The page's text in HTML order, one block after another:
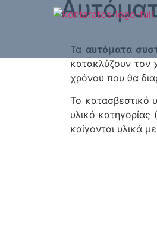
Τα αυτόματα
κατακλύζουν τον
χρόνου που θα
Το κατασβεστικό
υλικό
καίγονται υλικά